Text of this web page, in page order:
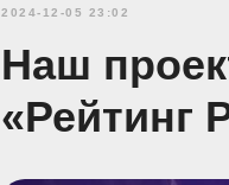
2024-12-05 23:02
Наш
«Рейтинг